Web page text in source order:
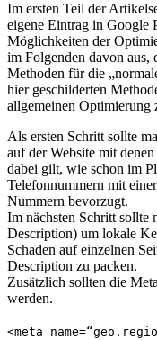
Im ersten Teil der
eigene Eintrag in Google
Möglichkeiten der
im Folgenden davon aus,
Methoden für die
hier geschilderten
allgemeinen Optimierung
Als ersten Schritt sollte
auf der Website mit
dabei gilt, wie schon im
Telefonnummern mit
Nummern bevorzugt.
Im nächsten Schritt sollte
Description) um lokale
Schaden auf einzelnen
Description zu packen.
Zusätzlich sollten die
werden.
<meta